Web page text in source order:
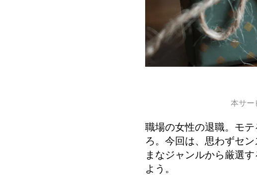
本サー
職場の女性の退職。モ
ろ。今回は、思わずセ
まなジャンルから厳選
よう。